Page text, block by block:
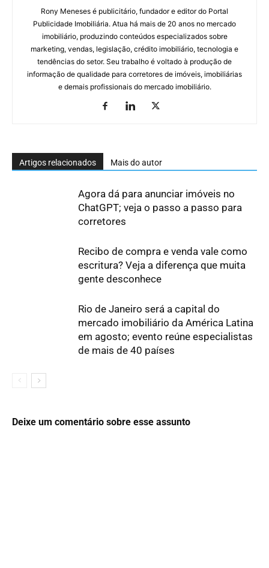
Rony Meneses é publicitário, fundador e editor do Portal
Publicidade Imobiliária. Atua há mais de 20 anos no mercado
imobiliário, produzindo conteúdos especializados sobre
marketing, vendas, legislação, crédito imobiliário, tecnologia e
tendências do setor. Seu trabalho é voltado à produção de
informação de qualidade para corretores de imóveis, imobiliárias
e demais profissionais do mercado imobiliário.
Artigos relacionados Mais do autor
Agora dá para anunciar imóveis no
ChatGPT; veja o passo a passo para
corretores
Recibo de compra e venda vale como
escritura? Veja a diferença que muita
gente desconhece
Rio de Janeiro será a capital do
mercado imobiliário da América Latina
em agosto; evento reúne especialistas
de mais de 40 países
Deixe um comentário sobre esse assunto